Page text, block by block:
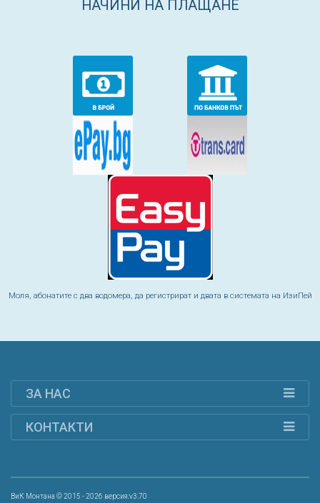
НАЧИНИ НА ПЛАЩАНЕ
Моля, абонатите с два водомера, да регистрират и двата в системата на ИзиПей
ЗА НАС
КОНТАКТИ
ВиК Монтана © 2015 - 2026 версия:v3.70